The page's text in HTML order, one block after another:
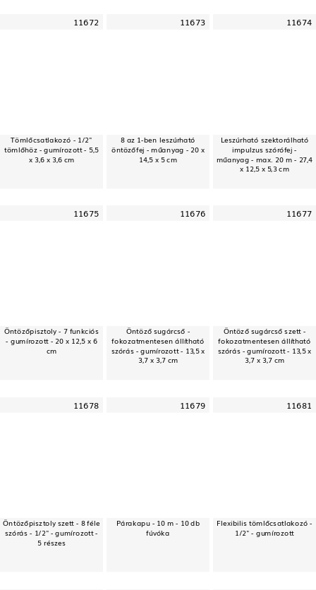
11672
Tömlőcsatlakozó - 1/2"
tömlőhöz - gumírozott - 5,5
x 3,6 x 3,6 cm
11673
8 az 1-ben leszúrható
öntözőfej - műanyag - 20 x
14,5 x 5 cm
11674
Leszúrható szektorálható
impulzus szórófej -
műanyag - max. 20 m - 27,4
x 12,5 x 5,3 cm
11675
Öntözőpisztoly - 7 funkciós
- gumírozott - 20 x 12,5 x 6
cm
11676
Öntöző sugárcső -
fokozatmentesen állítható
szórás - gumírozott - 13,5 x
3,7 x 3,7 cm
11677
Öntöző sugárcső szett -
fokozatmentesen állítható
szórás - gumírozott - 13,5 x
3,7 x 3,7 cm
11678
Öntözőpisztoly szett - 8 féle
szórás - 1/2" - gumírozott -
5 részes
11679
Párakapu - 10 m - 10 db
fúvóka
11681
Flexibilis tömlőcsatlakozó -
1/2" - gumírozott